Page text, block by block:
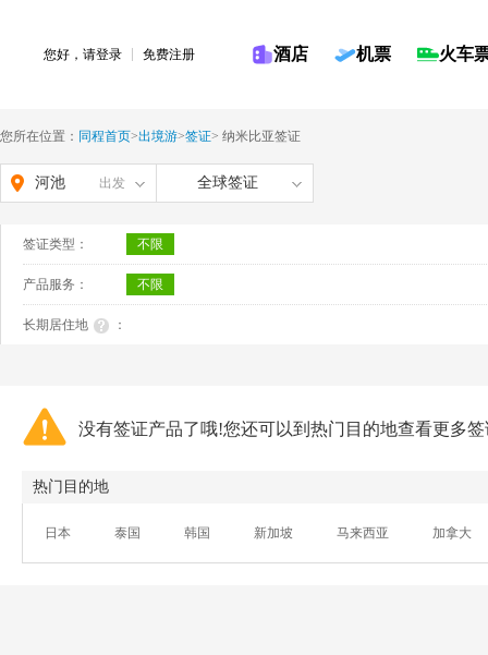
您好，请登录 免费注册 酒店 机票 火车
您所在位置： 同程首页>出境游>签证> 纳米比亚签证
河池 出发 全球签证
签证类型： 不限
产品服务： 不限
长期居住地 ：
没有签证产品了哦!您还可以到热门目的地查看更多
热门目的地
日本 泰国 韩国 新加坡 马来西亚 加拿大